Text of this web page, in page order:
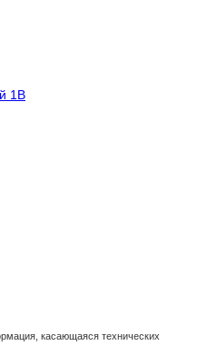
1В
касающаяся технических